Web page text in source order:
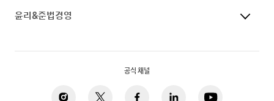
윤리&준법경영
공식 채널